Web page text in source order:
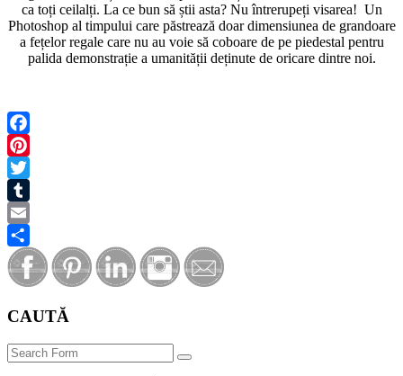
ca toți ceilalți. La ce bun să știi asta? Nu întrerupeți visarea! Un
Photoshop al timpului care păstrează doar dimensiunea de grandoare
a fețelor regale care nu au voie să coboare de pe piedestal pentru
palida demonstrație a umanității deținute de oricare dintre noi.
Facebook
Pinterest
Twitter
Tumblr
Email
Share
CAUTĂ
Search